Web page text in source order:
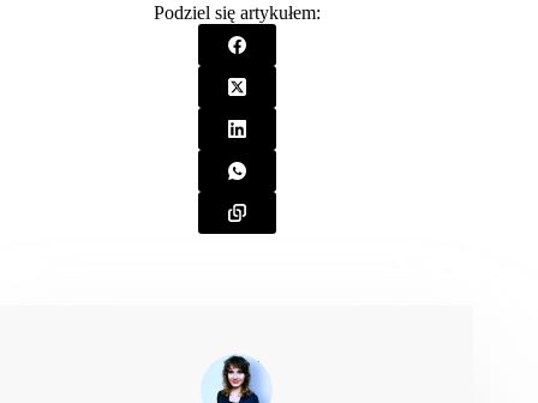
EFSA Panel on Nutrition, Novel Foods and Food
(2020). „Safety of erythritol as a
EFSA Journal
https://doi.org/10.2903/j.efsa.2020.6139
(1998). „Erythritol: an interpretive
summary of biochemical, metabolic, toxicological and
Food and Chemical Toxicology
(2014). „Effect of erythritol and
xylitol on dental caries prevention in children.”
, 48(5), 482-490.
the reagent phosphate-sodium erythritol.”
Chemical Toxicology
, 40(11), 1503-1507.
Podziel się artykułem: